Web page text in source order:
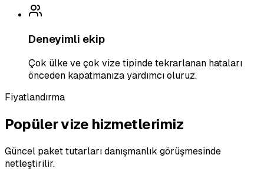
Deneyimli ekip
Çok ülke ve çok vize tipinde tekrarlanan hataları
önceden kapatmanıza yardımcı oluruz.
Fiyatlandırma
Popüler vize hizmetlerimiz
Güncel paket tutarları danışmanlık görüşmesinde
netleştirilir.